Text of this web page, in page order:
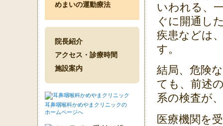
めまいの運動療法
院長紹介
アクセス・診療時間
施設案内
耳鼻咽喉科かめやまクリニックの
ホームページへ
いわれる、
ぐに開通し
疾患などは
す。
結局、危険
ても、前述
系の検査が
医療機関を